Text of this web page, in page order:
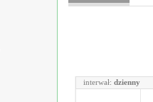
interwał: dzienny